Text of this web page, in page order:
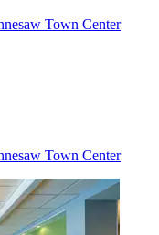
Town Center
Town Center